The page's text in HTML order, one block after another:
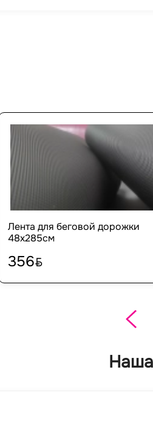
Лента для беговой дорожки
48х285см
356BYN